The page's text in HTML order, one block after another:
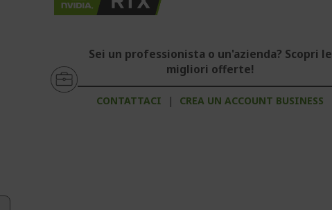
Sei un professionista o un'azienda? Scopri le
migliori offerte!
CONTATTACI | CREA UN ACCOUNT BUSINESS